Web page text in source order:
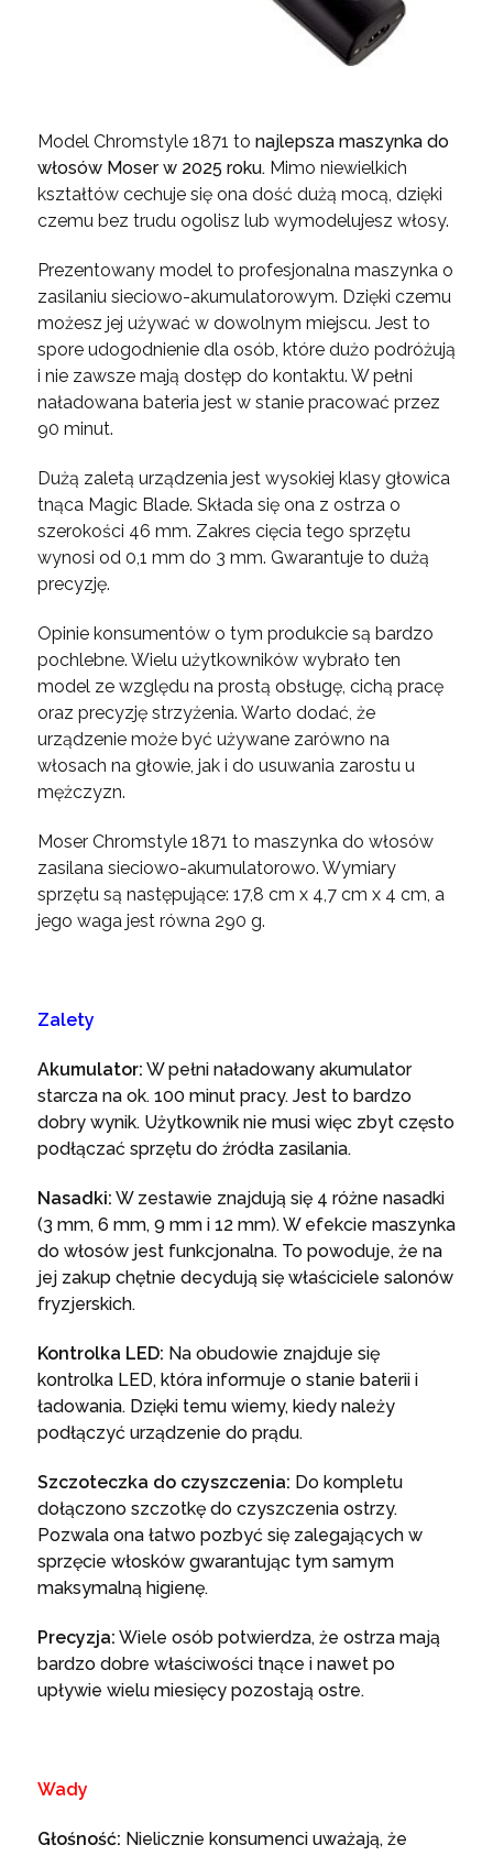
Model Chromstyle 1871 to najlepsza maszynka do
włosów Moser w 2025 roku. Mimo niewielkich
kształtów cechuje się ona dość dużą mocą, dzięki
czemu bez trudu ogolisz lub wymodelujesz włosy.
Prezentowany model to profesjonalna maszynka o
zasilaniu sieciowo-akumulatorowym. Dzięki czemu
możesz jej używać w dowolnym miejscu. Jest to
spore udogodnienie dla osób, które dużo podróżują
i nie zawsze mają dostęp do kontaktu. W pełni
naładowana bateria jest w stanie pracować przez
90 minut.
Dużą zaletą urządzenia jest wysokiej klasy głowica
tnąca Magic Blade. Składa się ona z ostrza o
szerokości 46 mm. Zakres cięcia tego sprzętu
wynosi od 0,1 mm do 3 mm. Gwarantuje to dużą
precyzję.
Opinie konsumentów o tym produkcie są bardzo
pochlebne. Wielu użytkowników wybrało ten
model ze względu na prostą obsługę, cichą pracę
oraz precyzję strzyżenia. Warto dodać, że
urządzenie może być używane zarówno na
włosach na głowie, jak i do usuwania zarostu u
mężczyzn.
Moser Chromstyle 1871 to maszynka do włosów
zasilana sieciowo-akumulatorowo. Wymiary
sprzętu są następujące: 17,8 cm x 4,7 cm x 4 cm, a
jego waga jest równa 290 g.
Zalety
Akumulator: W pełni naładowany akumulator
starcza na ok. 100 minut pracy. Jest to bardzo
dobry wynik. Użytkownik nie musi więc zbyt często
podłączać sprzętu do źródła zasilania.
Nasadki: W zestawie znajdują się 4 różne nasadki
(3 mm, 6 mm, 9 mm i 12 mm). W efekcie maszynka
do włosów jest funkcjonalna. To powoduje, że na
jej zakup chętnie decydują się właściciele salonów
fryzjerskich.
Kontrolka LED: Na obudowie znajduje się
kontrolka LED, która informuje o stanie baterii i
ładowania. Dzięki temu wiemy, kiedy należy
podłączyć urządzenie do prądu.
Szczoteczka do czyszczenia: Do kompletu
dołączono szczotkę do czyszczenia ostrzy.
Pozwala ona łatwo pozbyć się zalegających w
sprzęcie włosków gwarantując tym samym
maksymalną higienę.
Precyzja: Wiele osób potwierdza, że ostrza mają
bardzo dobre właściwości tnące i nawet po
upływie wielu miesięcy pozostają ostre.
Wady
Głośność: Nielicznie konsumenci uważają, że